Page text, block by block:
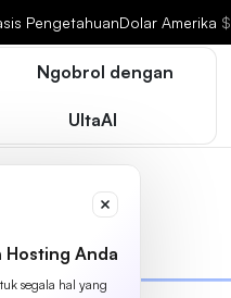
PengetahuanDolar Amerika $
Ngobrol dengan
UltaAI
Hosting Anda
segala hal yang